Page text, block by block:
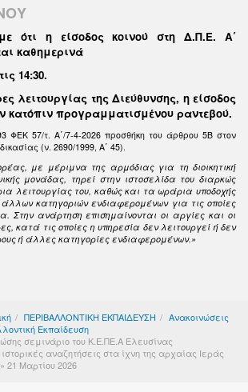
ότι η είσοδος κοινού στη Δ.Π.Ε. Α΄
καθημερινά
14:30.
λειτουργίας της Διεύθυνσης, η είσοδος
κατόπιν προγραμματισμένου ραντεβού.
ΦΕΚ 57/τ. Α΄/7-4-2026 προσθήκη του άρθρου 5Β στον
(ν. 2690/1999, Α΄ 45).
με μέριμνα της αρμόδιας για τη διοικητική
μονάδας, τηρεί στην ιστοσελίδα του διαρκώς
λειτουργίας του, καθώς και τα ωράρια υποδοχής
άλλων κατηγοριών ενδιαφερομένων για τις οποίες
Στην ανάρτηση επισημαίνονται οι αργίες και οι
κατά τις οποίες η υπηρεσία δεν λειτουργεί ή δεν
ή άλλες κατηγορίες ενδιαφερομένων.»
ΠΕΡΙΒΑΛΛΟΝΤΙΚΗ ΕΚΠΑΙΔΕΥΣΗ
Ανακοινώσεις
Εκπαίδευση
σεμινάριο του Κ.Ε.ΠΕ.Α Ελευσίνας
αναζητήσεις στα ίχνη της αρχαίας Ιεράς
21 Μαρτίου 2026